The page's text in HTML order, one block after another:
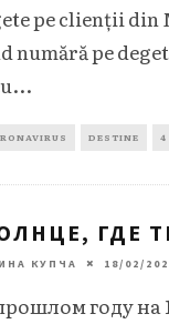
pe clienții din
numără pe
...
DESTINE 4
ГДЕ
КУПЧА 18/02/
году на